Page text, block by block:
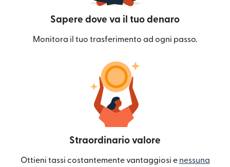
Sapere dove va il tuo denaro
Monitora il tuo trasferimento ad ogni passo.
Straordinario valore
Ottieni tassi costantemente vantaggiosi e nessuna